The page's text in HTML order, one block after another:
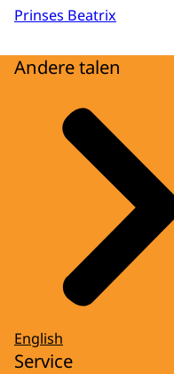
Prinses Beatrix
Andere talen
English
Service